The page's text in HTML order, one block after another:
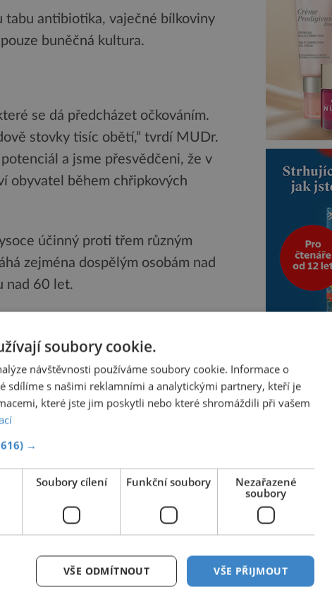
tabu antibiotika, vaječné bílkoviny
buněčná kultura.
se dá předcházet očkováním.
stovky tisíc obětí,“ tvrdí MUDr.
a jsme přesvědčeni, že v
obyvatel během chřipkových
účinný proti třem různým
zejména dospělým osobám nad
nad 60 let.
soubory cookie.
návštěvnosti používáme soubory cookie. Informace o
sdílíme s našimi reklamními a analytickými partnery, kteří je
které jste jim poskytli nebo které shromáždili při vašem
→
Soubory cílení Funkční soubory
Nezařazené
soubory
VŠE PŘIJMOUT
VŠE ODMÍTNOUT